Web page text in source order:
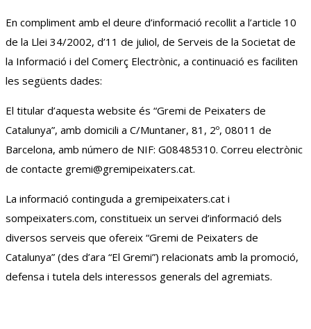
En compliment amb el deure d’informació recollit a l’article 10
de la Llei 34/2002, d’11 de juliol, de Serveis de la Societat de
la Informació i del Comerç Electrònic, a continuació es faciliten
les següents dades:
El titular d’aquesta website és “Gremi de Peixaters de
Catalunya”, amb domicili a C/Muntaner, 81, 2º, 08011 de
Barcelona, amb número de NIF: G08485310. Correu electrònic
de contacte gremi@gremipeixaters.cat.
La informació continguda a gremipeixaters.cat i
sompeixaters.com, constitueix un servei d’informació dels
diversos serveis que ofereix “Gremi de Peixaters de
Catalunya” (des d’ara “El Gremi”) relacionats amb la promoció,
defensa i tutela dels interessos generals del agremiats.